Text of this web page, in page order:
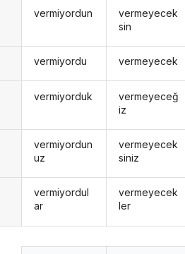
vermiyordun
vermiyordu
vermiyorduk
vermiyordun
uz
vermiyordul
ar
vermeyecek
sin
vermeyecek
vermeyeceğ
iz
vermeyecek
siniz
vermeyecek
ler